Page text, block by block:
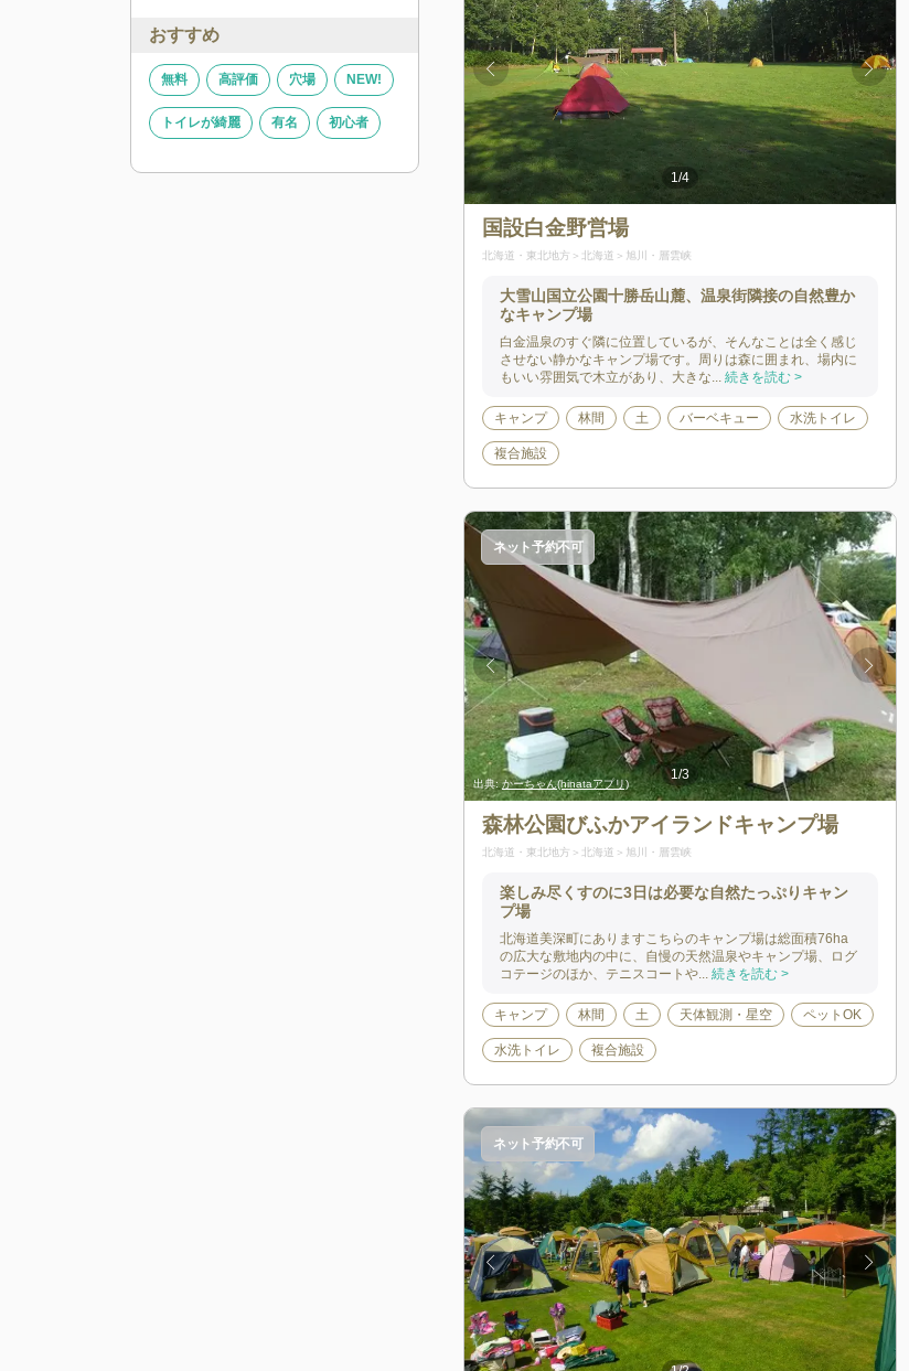
おすすめ
無料 高評価 穴場 NEW!
トイレが綺麗 有名 初心者
1/4
国設白金野営場
北海道・東北地方 北海道 旭川・層雲峡
大雪山国立公園十勝岳山麓、温泉街隣接の自然豊か
なキャンプ場
白金温泉のすぐ隣に位置しているが、そんなことは全く感じ
させない静かなキャンプ場です。周りは森に囲まれ、場内に
もいい雰囲気で木立があり、大きな... 続きを読む >
キャンプ 林間 土 バーベキュー 水洗トイレ
複合施設
拝啓、旅人様。
出典:かーちゃん(hinataアプリ)
1/3
ネット予約不可
森林公園びふかアイランドキャンプ場
北海道・東北地方 北海道 旭川・層雲峡
楽しみ尽くすのに3日は必要な自然たっぷりキャン
プ場
北海道美深町にありますこちらのキャンプ場は総面積76ha
の広大な敷地内の中に、自慢の天然温泉やキャンプ場、ログ
コテージのほか、テニスコートや... 続きを読む >
キャンプ 林間 土 天体観測・星空 ペットOK
水洗トイレ 複合施設
出典:拝啓、旅人様。
ネット予約不可